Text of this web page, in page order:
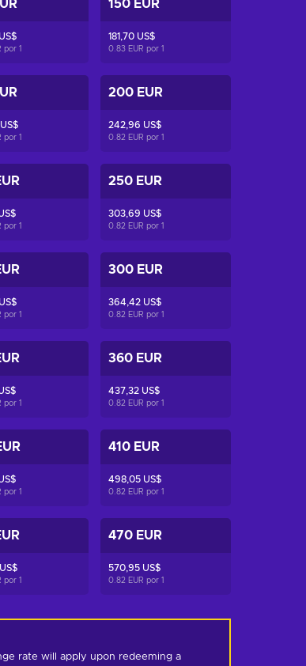
por1
150 EUR
181,70 US$
0.83 EUR por1
por1
200 EUR
242,96 US$
0.82 EUR por1
por1
250 EUR
303,69 US$
0.82 EUR por1
por1
300 EUR
364,42 US$
0.82 EUR por1
por1
360 EUR
437,32 US$
0.82 EUR por1
por1
410 EUR
498,05 US$
0.82 EUR por1
por1
470 EUR
570,95 US$
0.82 EUR por1
rate will apply upon redeeming a